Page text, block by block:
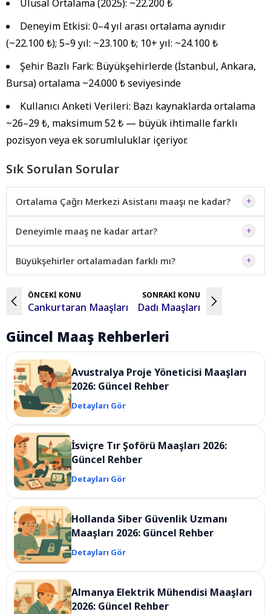
Ulusal Ortalama (2025): ~22.200 ₺
Deneyim Etkisi: 0–4 yıl arası ortalama aynıdır
(~22.100 ₺); 5–9 yıl: ~23.100 ₺; 10+ yıl: ~24.100 ₺
Şehir Bazlı Fark: Büyükşehirlerde (İstanbul, Ankara,
Bursa) ortalama ~24.000 ₺ seviyesinde
Kullanıcı Anketi Verileri: Bazı kaynaklarda ortalama
~26–29 ₺, maksimum 52 ₺ — büyük ihtimalle farklı
pozisyon veya ek sorumluluklar içeriyor.
Sık Sorulan Sorular
Ortalama Çağrı Merkezi Asistanı maaşı ne kadar? +
Deneyimle maaş ne kadar artar? +
Büyükşehirler ortalamadan farklı mı? +
ÖNCEKİ KONU
Cankurtaran Maaşları
SONRAKİ KONU
Dadı Maaşları
Güncel Maaş Rehberleri
Avustralya Proje Yöneticisi Maaşları
2026: Güncel Rehber
Detayları Gör
İsviçre Tır Şoförü Maaşları 2026:
Güncel Rehber
Detayları Gör
Hollanda Siber Güvenlik Uzmanı
Maaşları 2026: Güncel Rehber
Detayları Gör
Almanya Elektrik Mühendisi Maaşları
2026: Güncel Rehber